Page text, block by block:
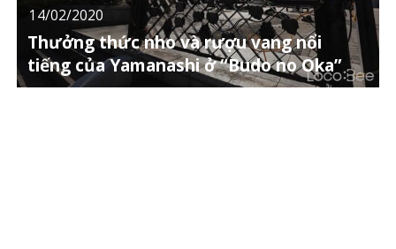
14/02/2020
Thưởng thức nho và rượu vang nổi
tiếng của Yamanashi ở “Budo no Oka”